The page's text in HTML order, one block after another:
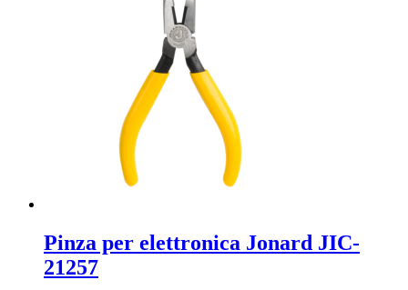
Pinza per elettronica Jonard JIC-
21257